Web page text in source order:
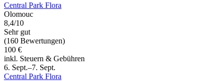
Central Park Flora
Olomouc
8,4/10
Sehr gut
(160 Bewertungen)
100 €
inkl. Steuern & Gebühren
6. Sept.–7. Sept.
Central Park Flora